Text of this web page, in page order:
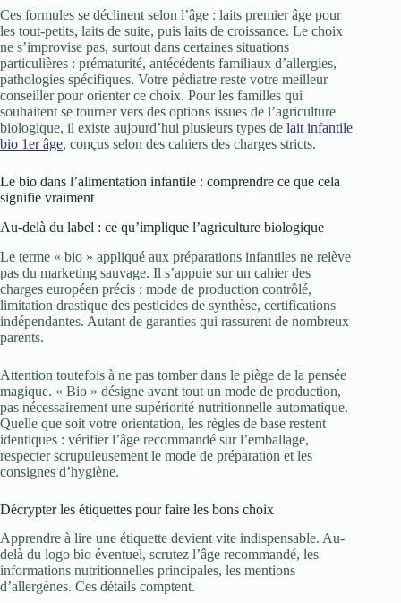
Ces formules se déclinent selon l’âge : laits premier âge pour
les tout-petits, laits de suite, puis laits de croissance. Le choix
ne s’improvise pas, surtout dans certaines situations
particulières : prématurité, antécédents familiaux d’allergies,
pathologies spécifiques. Votre pédiatre reste votre meilleur
conseiller pour orienter ce choix. Pour les familles qui
souhaitent se tourner vers des options issues de l’agriculture
biologique, il existe aujourd’hui plusieurs types de lait infantile
bio 1er âge, conçus selon des cahiers des charges stricts.
Le bio dans l’alimentation infantile : comprendre ce que cela
signifie vraiment
Au-delà du label : ce qu’implique l’agriculture biologique
Le terme « bio » appliqué aux préparations infantiles ne relève
pas du marketing sauvage. Il s’appuie sur un cahier des
charges européen précis : mode de production contrôlé,
limitation drastique des pesticides de synthèse, certifications
indépendantes. Autant de garanties qui rassurent de nombreux
parents.
Attention toutefois à ne pas tomber dans le piège de la pensée
magique. « Bio » désigne avant tout un mode de production,
pas nécessairement une supériorité nutritionnelle automatique.
Quelle que soit votre orientation, les règles de base restent
identiques : vérifier l’âge recommandé sur l’emballage,
respecter scrupuleusement le mode de préparation et les
consignes d’hygiène.
Décrypter les étiquettes pour faire les bons choix
Apprendre à lire une étiquette devient vite indispensable. Au-
delà du logo bio éventuel, scrutez l’âge recommandé, les
informations nutritionnelles principales, les mentions
d’allergènes. Ces détails comptent.